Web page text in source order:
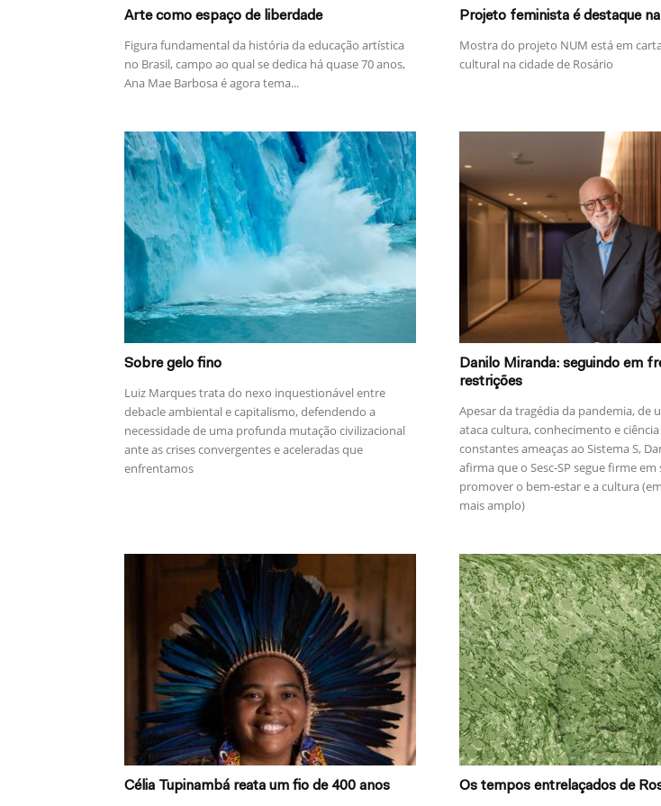
Arte como espaço de liberdade
Figura fundamental da história da educação artística
no Brasil, campo ao qual se dedica há quase 70 anos,
Ana Mae Barbosa é agora tema...
Projeto feminista é destaque
Mostra do projeto NUM está em
cultural na cidade de Rosário
Sobre gelo fino
Luiz Marques trata do nexo inquestionável entre
debacle ambiental e capitalismo, defendendo a
necessidade de uma profunda mutação civilizacional
ante as crises convergentes e aceleradas que
enfrentamos
Danilo Miranda: seguindo em
restrições
Apesar da tragédia da pandemia, de
ataca cultura, conhecimento e ciência
constantes ameaças ao Sistema S,
afirma que o Sesc-SP segue firme em
promover o bem-estar e a cultura
mais amplo)
Célia Tupinambá reata um fio de 400 anos Os tempos entrelaçados de